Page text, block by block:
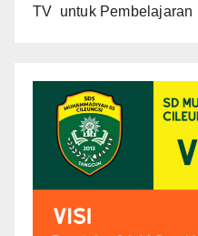
TV untuk Pembelajaran